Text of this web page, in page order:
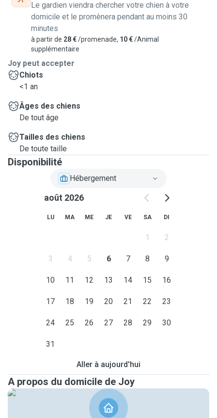
Le gardien viendra chercher votre chien à votre
domicile et le promènera pendant au moins 30
minutes
à partir de 28 €/promenade, 10 €/Animal
supplémentaire
Joy peut accepter
Chiots
<1 an
Âges des chiens
De tout âge
Tailles des chiens
De toute taille
Disponibilité
Hébergement
août 2026
LU MA ME JE VE SA DI
1 2
3 4 5 6 7 8 9
10 11 12 13 14 15 16
17 18 19 20 21 22 23
24 25 26 27 28 29 30
31
Aller à aujourd'hui
A propos du domicile de Joy